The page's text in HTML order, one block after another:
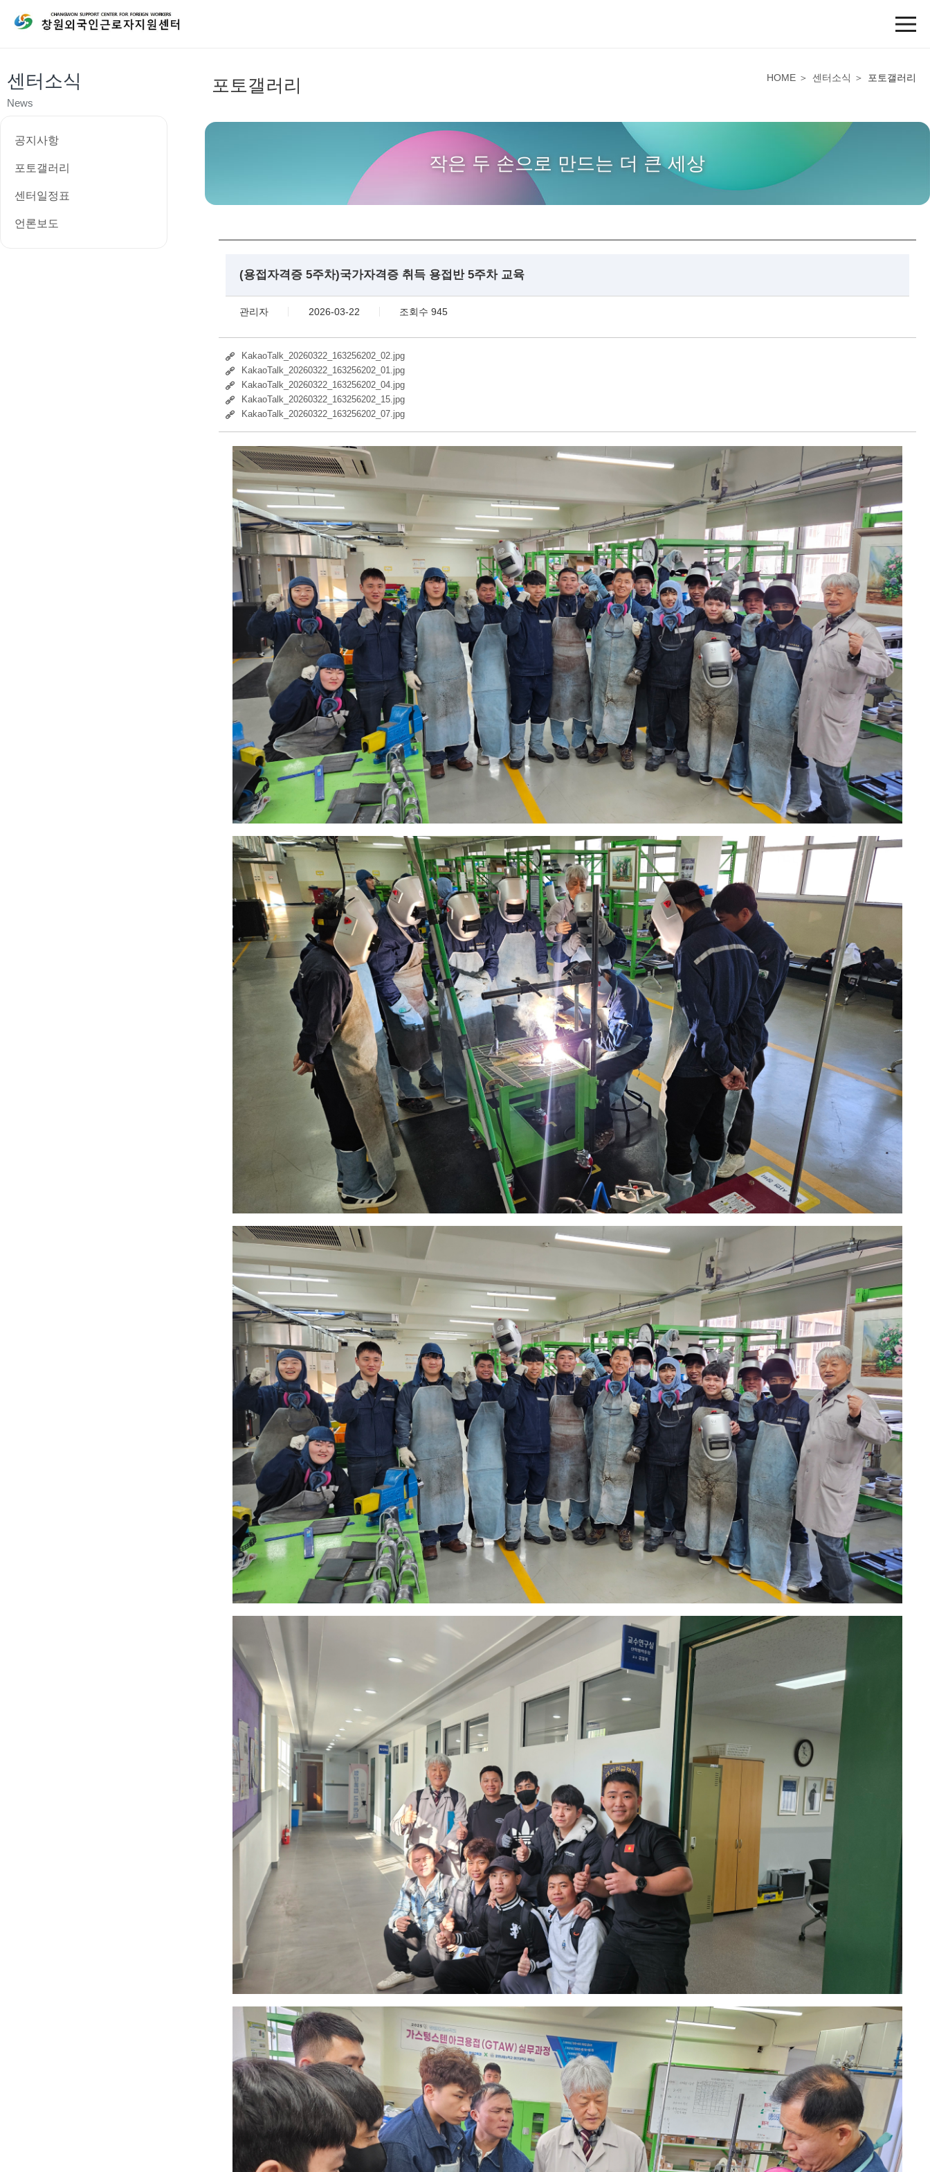
센터소식
News
공지사항
포토갤러리
센터일정표
언론보도
포토갤러리 HOME 센터소식 포토갤러리
작은 두 손으로 만드는 더 큰 세상
(용접자격증 5주차)국가자격증 취득 용접반 5주차 교육
관리자 2026-03-22 조회수 945
KakaoTalk_20260322_163256202_02.jpg
KakaoTalk_20260322_163256202_01.jpg
KakaoTalk_20260322_163256202_04.jpg
KakaoTalk_20260322_163256202_15.jpg
KakaoTalk_20260322_163256202_07.jpg